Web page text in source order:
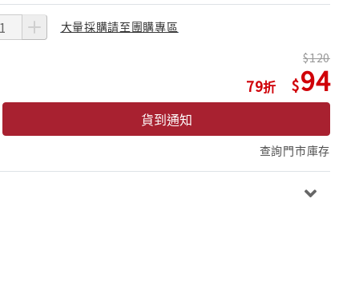
大量採購請至團購專區
79
120
94
貨到通知
查詢門市庫存